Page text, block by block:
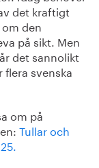
det kraftigt
den
på sikt. Men
det sannolikt
svenska
om på
Tullar och